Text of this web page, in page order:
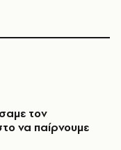
τον
να παίρνουμε